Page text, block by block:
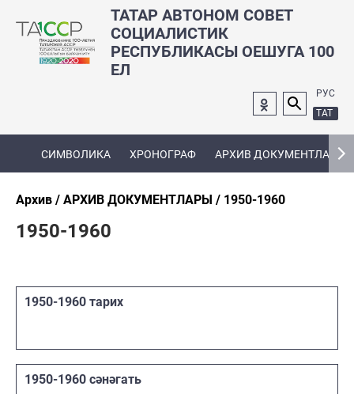
ТАТАР АВТОНОМ СОВЕТ
СОЦИАЛИСТИК
РЕСПУБЛИКАСЫ ОЕШУГА 100
ЕЛ
РУС
ТАТ
СИМВОЛИКА ХРОНОГРАФ АРХИВ ДОКУМЕНТЛАРЫ
Архив АРХИВ ДОКУМЕНТЛАРЫ 1950-1960
1950-1960
1950-1960 тарих
1950-1960 сәнәгать